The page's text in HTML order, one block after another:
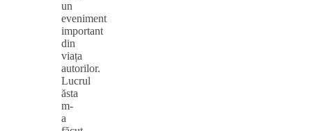
un
eveniment
important
din
viața
autorilor.
Lucrul
ăsta
m-
a